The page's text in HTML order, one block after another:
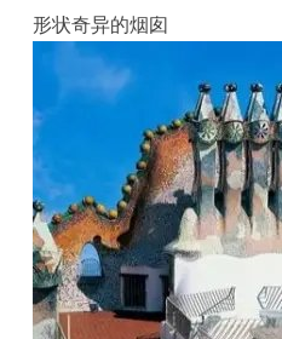
形状奇异的烟囱